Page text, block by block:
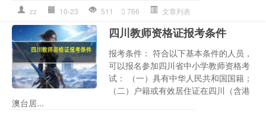
zz 10-23 511 766 文章列表
四川教师资格证报考条件
报考条件： 符合以下基本条件的人员，
可以报名参加四川省中小学教师资格考
试： （一）具有中华人民共和国国籍；
（二）户籍或有效居住证在四川（含港
澳台居...